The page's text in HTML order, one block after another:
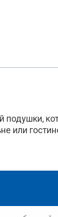
подушки,
или